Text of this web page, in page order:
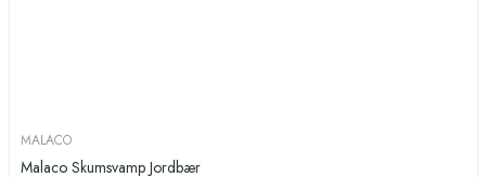
MALACO
Malaco Skumsvamp Jordbær